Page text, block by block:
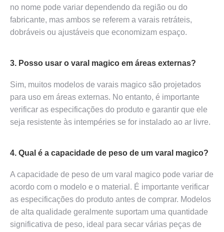
no nome pode variar dependendo da região ou do
fabricante, mas ambos se referem a varais retráteis,
dobráveis ou ajustáveis que economizam espaço.
3. Posso usar o varal magico em áreas externas?
Sim, muitos modelos de varais magico são projetados
para uso em áreas externas. No entanto, é importante
verificar as especificações do produto e garantir que ele
seja resistente às intempéries se for instalado ao ar livre.
4. Qual é a capacidade de peso de um varal magico?
A capacidade de peso de um varal magico pode variar de
acordo com o modelo e o material. É importante verificar
as especificações do produto antes de comprar. Modelos
de alta qualidade geralmente suportam uma quantidade
significativa de peso, ideal para secar várias peças de